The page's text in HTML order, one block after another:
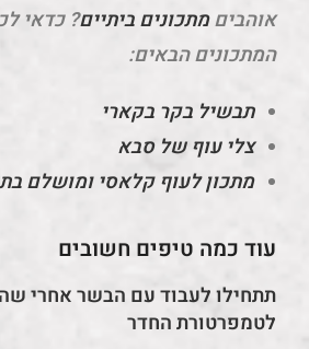
אוהביםמתכונים ביתיים? כדאי
המתכונים הבאים:
תבשיל בקר בקארי
צלי עוף של סבא
מתכון לעוף קלאסי ומושלם
עוד כמה טיפים חשובים
תתחילו לעבוד עם הבשר אחרי
לטמפרטורת החדר